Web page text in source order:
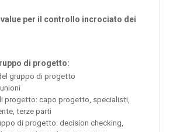
value per il controllo incrociato dei
di progetto:
gruppo di progetto
progetto: capo progetto, specialisti,
terze parti
di progetto: decision checking,